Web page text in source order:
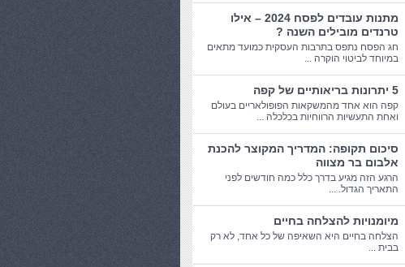
מתנות עובדים לפסח 2024 – אילו
טרנדים מובילים השנה ?
חג הפסח נתפס בתרבות העסקית כמועד מתאים
במיוחד לביטוי הוקרה ...
5 יתרונות בריאותיים של קפה
קפה הוא אחד מהמשקאות הפופולאריים בעולם
ואחת התעשיות הרווחיות בכלכלה ...
סיכום תקופה: המדריך המקוצר להכנת
אלבום בר מצווה
הרגע הזה מגיע בדרך כלל כמה חודשים לפני
התאריך הגדול. ...
מיומנויות להצלחה בחיים
הצלחה בחיים היא השאיפה של כל אחד, לא רק
בבית ...